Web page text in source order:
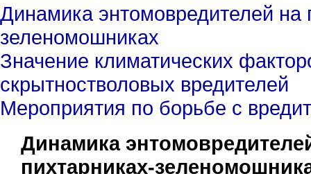
Динамика энтомовредителей на
зеленомошниках
Значение климатических
скрытностволовых вредителей
Мероприятия по борьбе с
Динамика
пихтарниках-